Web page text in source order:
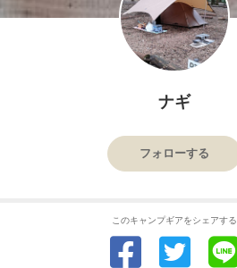
ナギ
フォローする
このキャンプギアをシェアする